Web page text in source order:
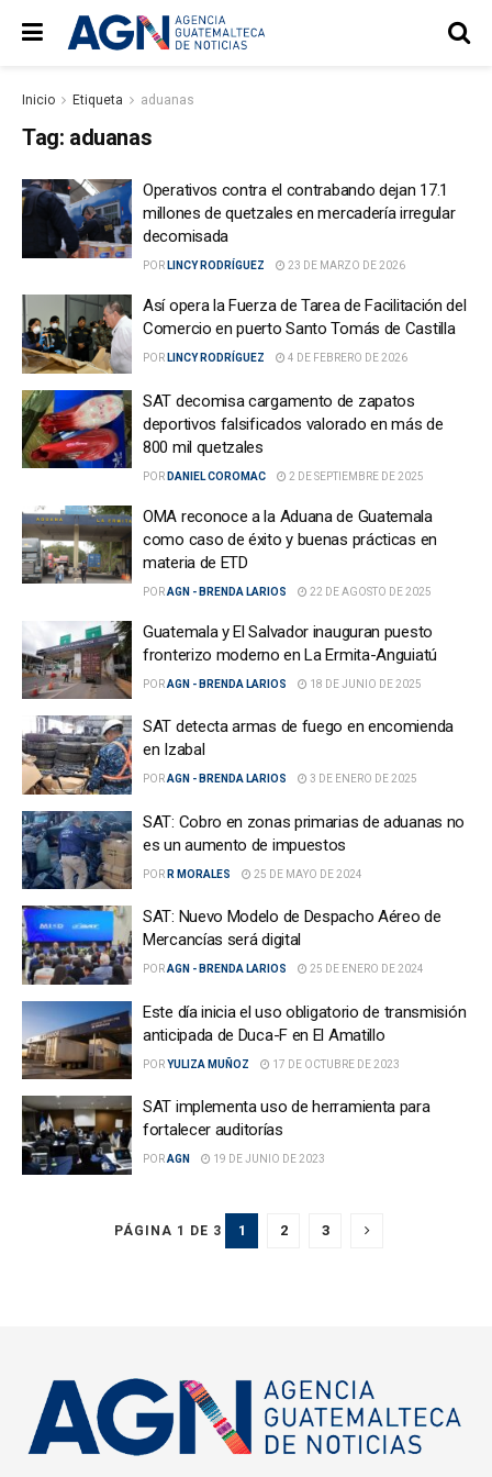
Inicio Etiqueta aduanas
Tag: aduanas
Operativos contra el contrabando dejan 17.1
millones de quetzales en mercadería irregular
decomisada
POR LINCY RODRÍGUEZ 23 DE MARZO DE 2026
Así opera la Fuerza de Tarea de Facilitación del
Comercio en puerto Santo Tomás de Castilla
POR LINCY RODRÍGUEZ 4 DE FEBRERO DE 2026
SAT decomisa cargamento de zapatos
deportivos falsificados valorado en más de
800 mil quetzales
POR DANIEL COROMAC 2 DE SEPTIEMBRE DE 2025
OMA reconoce a la Aduana de Guatemala
como caso de éxito y buenas prácticas en
materia de ETD
PORAGN - BRENDA LARIOS 22 DE AGOSTO DE 2025
Guatemala y El Salvador inauguran puesto
fronterizo moderno en La Ermita-Anguiatú
PORAGN - BRENDA LARIOS 18 DE JUNIO DE 2025
SAT detecta armas de fuego en encomienda
en Izabal
PORAGN - BRENDA LARIOS 3 DE ENERO DE 2025
SAT: Cobro en zonas primarias de aduanas no
es un aumento de impuestos
POR R MORALES 25 DE MAYO DE 2024
SAT: Nuevo Modelo de Despacho Aéreo de
Mercancías será digital
PORAGN - BRENDA LARIOS 25 DE ENERO DE 2024
Este día inicia el uso obligatorio de transmisión
anticipada de Duca-F en El Amatillo
PORYULIZA MUÑOZ 17 DE OCTUBRE DE 2023
SAT implementa uso de herramienta para
fortalecer auditorías
PORAGN 19 DE JUNIO DE 2023
PÁGINA 1 DE 3 1 2 3